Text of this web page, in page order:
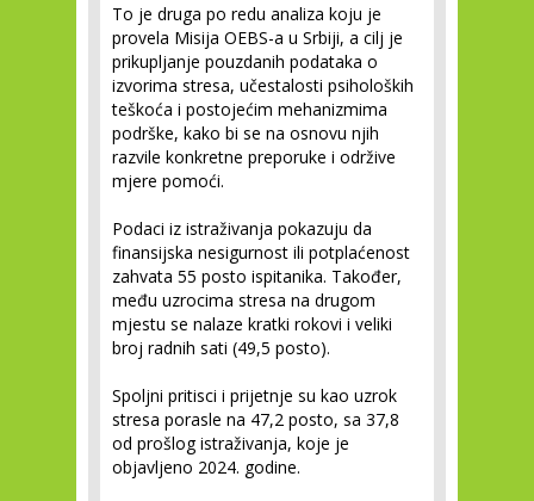
To je druga po redu analiza koju je
provela Misija OEBS-a u Srbiji, a cilj je
prikupljanje pouzdanih podataka o
izvorima stresa, učestalosti psiholoških
teškoća i postojećim mehanizmima
podrške, kako bi se na osnovu njih
razvile konkretne preporuke i održive
mjere pomoći.
Podaci iz istraživanja pokazuju da
finansijska nesigurnost ili potplaćenost
zahvata 55 posto ispitanika. Također,
među uzrocima stresa na drugom
mjestu se nalaze kratki rokovi i veliki
broj radnih sati (49,5 posto).
Spoljni pritisci i prijetnje su kao uzrok
stresa porasle na 47,2 posto, sa 37,8
od prošlog istraživanja, koje je
objavljeno 2024. godine.